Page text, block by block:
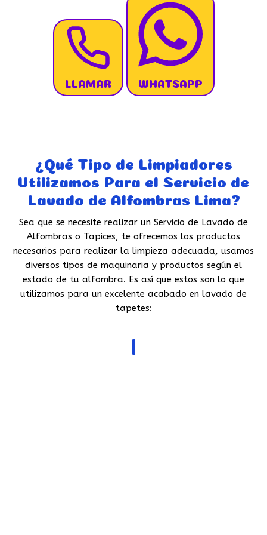
LLAMAR WHATSAPP
¿Qué Tipo de Limpiadores
Utilizamos Para el Servicio de
Lavado de Alfombras Lima?
Sea que se necesite realizar un Servicio de Lavado de
Alfombras o Tapices, te ofrecemos los productos
necesarios para realizar la limpieza adecuada, usamos
diversos tipos de maquinaria y productos según el
estado de tu alfombra. Es así que estos son lo que
utilizamos para un excelente acabado en lavado de
tapetes: